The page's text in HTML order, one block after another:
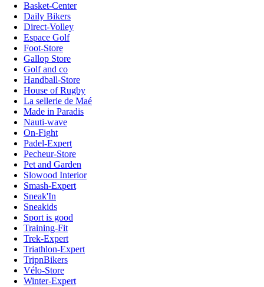
Basket-Center
Daily Bikers
Direct-Volley
Espace Golf
Foot-Store
Gallop Store
Golf and co
Handball-Store
House of Rugby
La sellerie de Maé
Made in Paradis
Nauti-wave
On-Fight
Padel-Expert
Pecheur-Store
Pet and Garden
Slowood Interior
Smash-Expert
Sneak'In
Sneakids
Sport is good
Training-Fit
Trek-Expert
Triathlon-Expert
TripnBikers
Vélo-Store
Winter-Expert